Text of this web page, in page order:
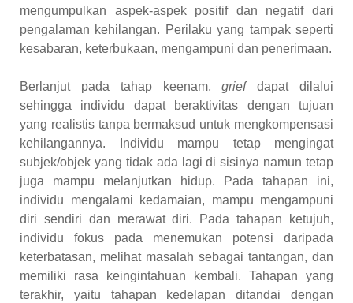
mengumpulkan aspek-aspek positif dan negatif dari
pengalaman kehilangan. Perilaku yang tampak seperti
kesabaran, keterbukaan, mengampuni dan penerimaan.
Berlanjut pada tahap keenam,griefdapat dilalui
sehingga individu dapat beraktivitas dengan tujuan
yang realistis tanpa bermaksud untuk mengkompensasi
kehilangannya. Individu mampu tetap mengingat
subjek/objek yang tidak ada lagi di sisinya namun tetap
juga mampu melanjutkan hidup. Pada tahapan ini,
individu mengalami kedamaian, mampu mengampuni
diri sendiri dan merawat diri. Pada tahapan ketujuh,
individu fokus pada menemukan potensi daripada
keterbatasan, melihat masalah sebagai tantangan, dan
memiliki rasa keingintahuan kembali. Tahapan yang
terakhir, yaitu tahapan kedelapan ditandai dengan